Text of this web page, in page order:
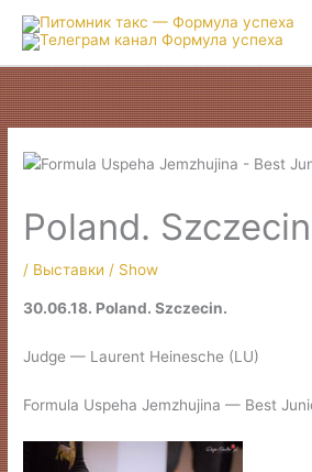
Poland.
/ Выставки / Show
30.06.18. Poland. Szczecin.
Judge — Laurent Heinesche (LU)
Formula Uspeha Jemzhujina — Best